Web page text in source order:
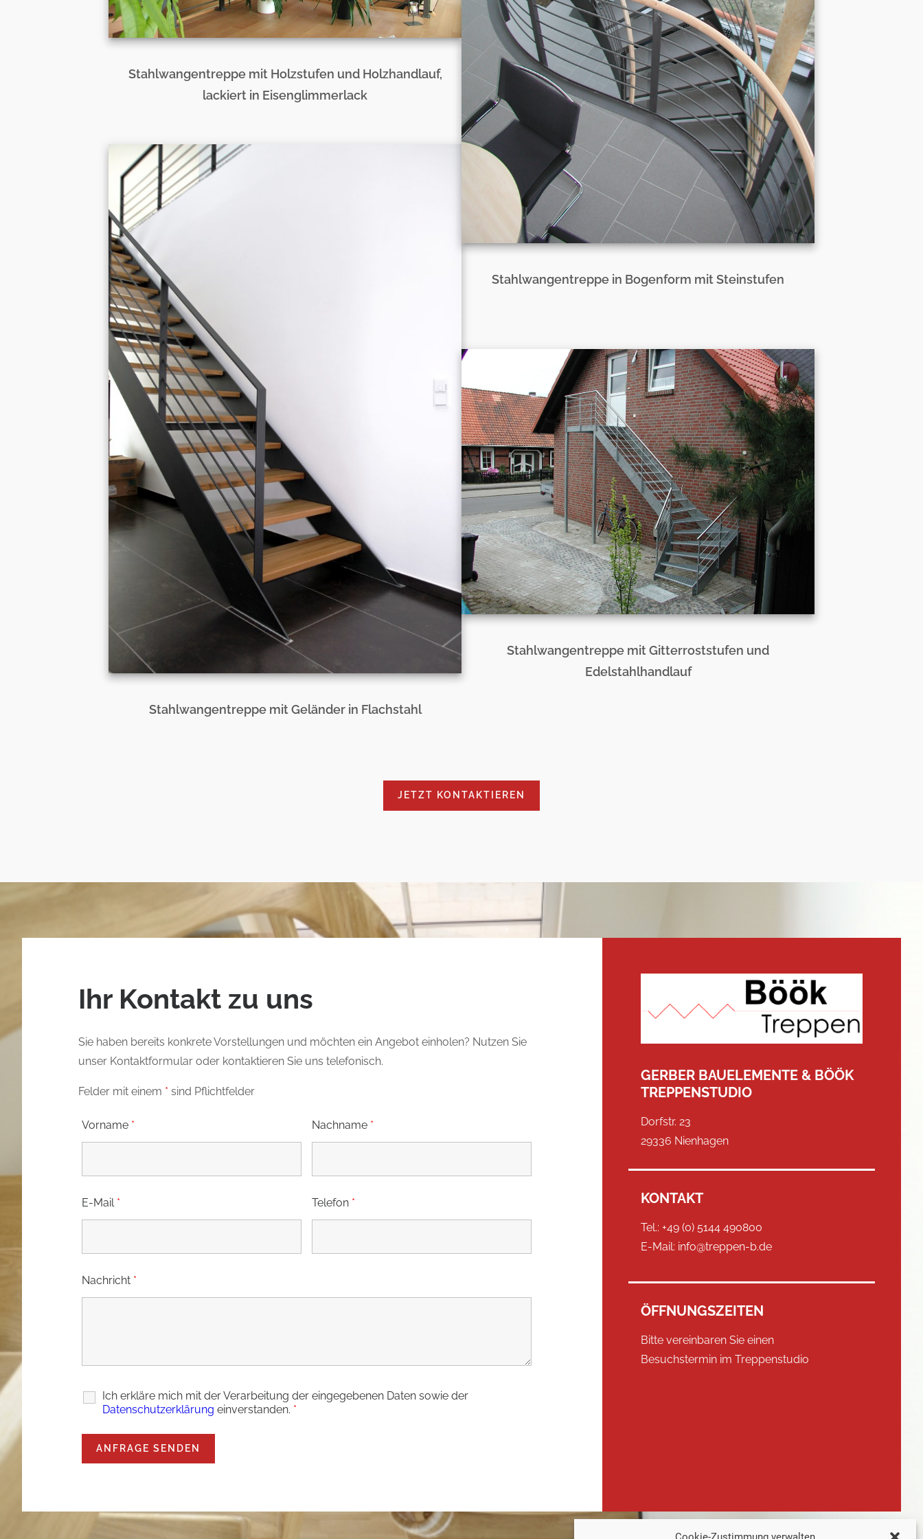
Stahlwangentreppe mit Holzstufen und Holzhandlauf,
lackiert in Eisenglimmerlack
Stahlwangentreppe mit Geländer in Flachstahl
Stahlwangentreppe in Bogenform mit Steinstufen
Stahlwangentreppe mit Gitterroststufen und
Edelstahlhandlauf
JETZT KONTAKTIEREN
Ihr Kontakt zu uns
Sie haben bereits konkrete Vorstellungen und möchten ein Angebot einholen? Nutzen Sie
unser Kontaktformular oder kontaktieren Sie uns telefonisch.
Felder mit einem * sind Pflichtfelder
Vorname * Nachname *
E-Mail * Telefon *
Nachricht *
Ich erkläre mich mit der Verarbeitung der eingegebenen Daten sowie der
Datenschutzerklärung einverstanden. *
GERBER BAUELEMENTE & BÖÖK
TREPPENSTUDIO
Dorfstr. 23
29336 Nienhagen
KONTAKT
Tel.: +49 (0) 5144 490800
E-Mail: info@treppen-b.de
ÖFFNUNGSZEITEN
Bitte vereinbaren Sie einen
Besuchstermin im Treppenstudio